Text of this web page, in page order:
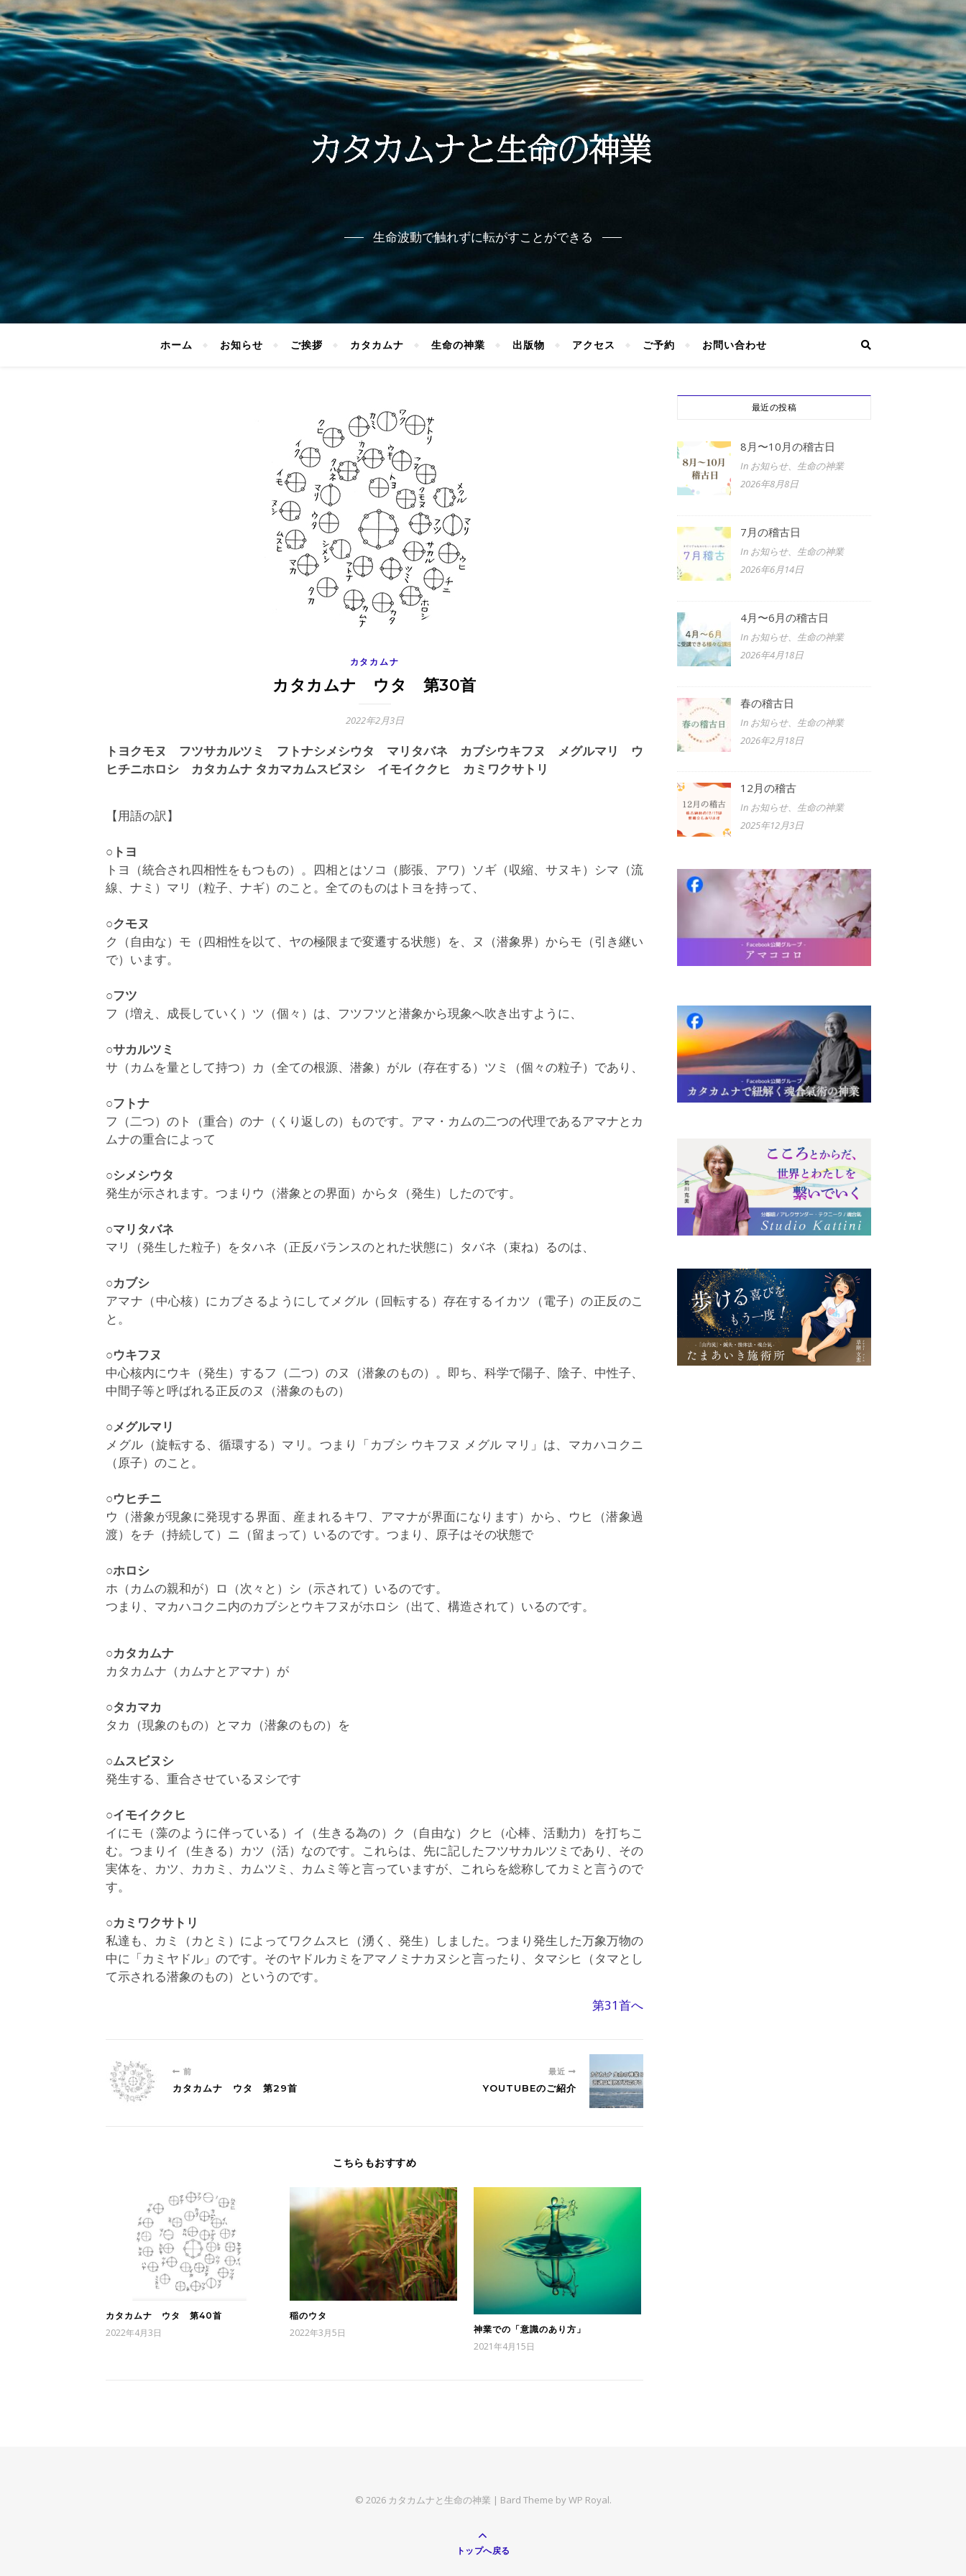
生命波動で触れずに転がすことができる
ホーム お知らせ ご挨拶 カタカムナ 生命の神業 出版物 アクセス ご予約 お問い合わせ
カタカムナ
カタカムナ ウタ 第30首
2022年2月3日
トヨクモヌ フツサカルツミ フトナシメシウタ マリタバネ カブシウキフヌ メグルマリ ウ
ヒチニホロシ カタカムナ タカマカムスビヌシ イモイククヒ カミワクサトリ
【用語の訳】
○トヨ
トヨ（統合され四相性をもつもの）。四相とはソコ（膨張、アワ）ソギ（収縮、サヌキ）シマ（流
線、ナミ）マリ（粒子、ナギ）のこと。全てのものはトヨを持って、
○クモヌ
ク（自由な）モ（四相性を以て、ヤの極限まで変遷する状態）を、ヌ（潜象界）からモ（引き継い
で）います。
○フツ
フ（増え、成長していく）ツ（個々）は、フツフツと潜象から現象へ吹き出すように、
○サカルツミ
サ（カムを量として持つ）カ（全ての根源、潜象）がル（存在する）ツミ（個々の粒子）であり、
○フトナ
フ（二つ）のト（重合）のナ（くり返しの）ものです。アマ・カムの二つの代理であるアマナとカ
ムナの重合によって
○シメシウタ
発生が示されます。つまりウ（潜象との界面）からタ（発生）したのです。
○マリタバネ
マリ（発生した粒子）をタハネ（正反バランスのとれた状態に）タバネ（束ね）るのは、
○カブシ
アマナ（中心核）にカブさるようにしてメグル（回転する）存在するイカツ（電子）の正反のこ
と。
○ウキフヌ
中心核内にウキ（発生）するフ（二つ）のヌ（潜象のもの）。即ち、科学で陽子、陰子、中性子、
中間子等と呼ばれる正反のヌ（潜象のもの）
○メグルマリ
メグル（旋転する、循環する）マリ。つまり「カブシ ウキフヌ メグル マリ」は、マカハコクニ
（原子）のこと。
○ウヒチニ
ウ（潜象が現象に発現する界面、産まれるキワ、アマナが界面になります）から、ウヒ（潜象過
渡）をチ（持続して）ニ（留まって）いるのです。つまり、原子はその状態で
○ホロシ
ホ（カムの親和が）ロ（次々と）シ（示されて）いるのです。
つまり、マカハコクニ内のカブシとウキフヌがホロシ（出て、構造されて）いるのです。
○カタカムナ
カタカムナ（カムナとアマナ）が
○タカマカ
タカ（現象のもの）とマカ（潜象のもの）を
○ムスビヌシ
発生する、重合させているヌシです
○イモイククヒ
イにモ（藻のように伴っている）イ（生きる為の）ク（自由な）クヒ（心棒、活動力）を打ちこ
む。つまりイ（生きる）カツ（活）なのです。これらは、先に記したフツサカルツミであり、その
実体を、カツ、カカミ、カムツミ、カムミ等と言っていますが、これらを総称してカミと言うので
す。
○カミワクサトリ
私達も、カミ（カとミ）によってワクムスヒ（湧く、発生）しました。つまり発生した万象万物の
中に「カミヤドル」のです。そのヤドルカミをアマノミナカヌシと言ったり、タマシヒ（タマとし
て示される潜象のもの）というのです。
第31首へ
前
カタカムナ ウタ 第29首
最近
YOUTUBEのご紹介
こちらもおすすめ
カタカムナ ウタ 第40首
2022年4月3日
稲のウタ
2022年3月5日 神業での「意識のあり方」
2021年4月15日
最近の投稿
8月〜10月の稽古日
In お知らせ、生命の神業
2026年8月8日
7月の稽古日
In お知らせ、生命の神業
2026年6月14日
4月〜6月の稽古日
In お知らせ、生命の神業
2026年4月18日
春の稽古日
In お知らせ、生命の神業
2026年2月18日
12月の稽古
In お知らせ、生命の神業
2025年12月3日
© 2026 カタカムナと生命の神業 | Bard Theme byWP Royal.
トップへ戻る